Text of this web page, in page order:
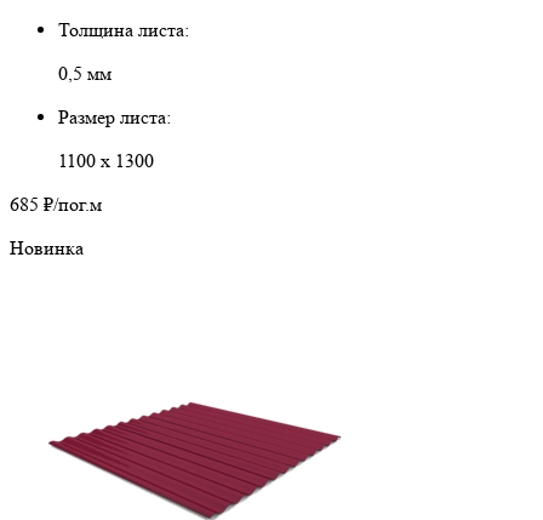
Толщина листа:
0,5 мм
Размер листа:
1100 х 1300
685 ₽/пог.м
Новинка